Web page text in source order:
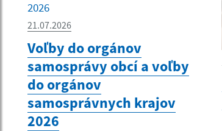
21.07.2026
Voľby do orgánov
samosprávy obcí a voľby
do orgánov
samosprávnych krajov
2026